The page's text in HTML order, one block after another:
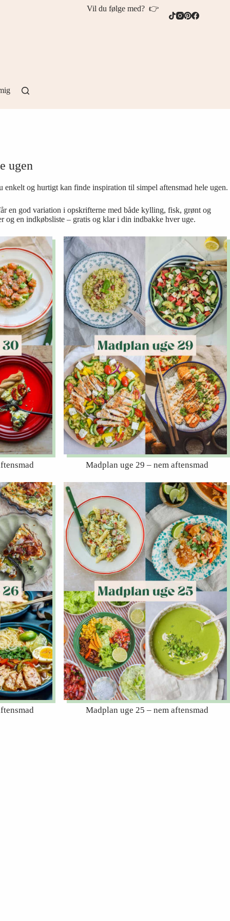
Vil du følge med? 👉
ugen
enkelt og hurtigt kan finde inspiration til simpel aftensmad hele ugen.
en god variation i opskrifterne med både kylling, fisk, grønt og
og en indkøbsliste – gratis og klar i din indbakke hver uge.
Madplan uge 29 – nem aftensmad
Madplan uge 25 – nem aftensmad